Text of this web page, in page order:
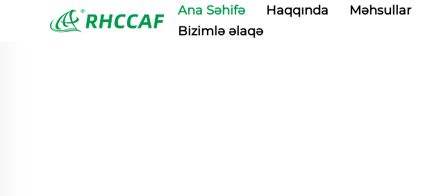
Ana Səhifə Haqqında Məhsullar
Bizimlə əlaqə